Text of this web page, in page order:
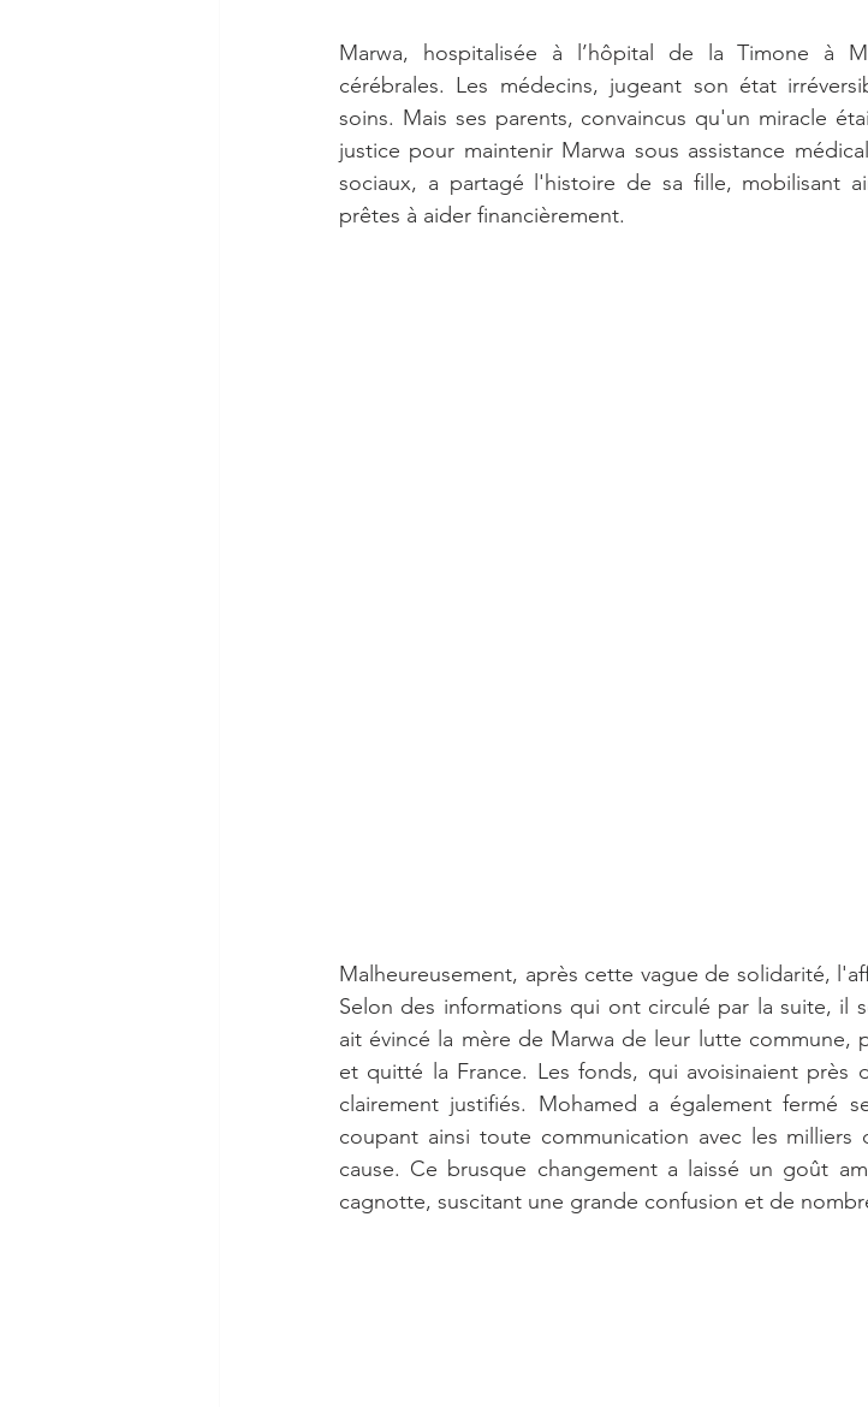
Marwa, hospitalisée à l’hôpital de la Timone à
cérébrales. Les médecins, jugeant son état
soins. Mais ses parents, convaincus qu'un miracle
justice pour maintenir Marwa sous assistance
sociaux, a partagé l'histoire de sa fille, mobilisant
prêtes à aider financièrement.
Malheureusement, après cette vague de solidarité,
Selon des informations qui ont circulé par la suite, il
ait évincé la mère de Marwa de leur lutte commune,
et quitté la France. Les fonds, qui avoisinaient
clairement justifiés. Mohamed a également fermé
coupant ainsi toute communication avec les
cause. Ce brusque changement a laissé un goût
cagnotte, suscitant une grande confusion et de